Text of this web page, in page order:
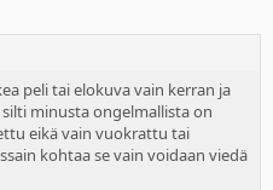
peli tai elokuva vain kerran ja
minusta ongelmallista on
eikä vain vuokrattu tai
kohtaa se vain voidaan viedä